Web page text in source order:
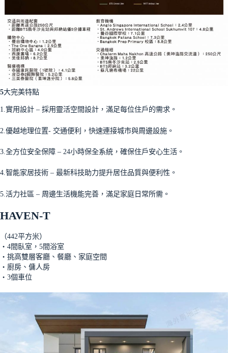
5大完美特點
1.實用設計 – 採用靈活空間設計，滿足每位住戶的需求。
2.優越地理位置- 交通便利，快速連接城市與周邊設施。
3.全方位安全保障 – 24小時保全系統，確保住戶安心生活。
4.智能家居技術 – 最新科技助力提升居住品質與便利性。
5.活力社區 – 周邊生活機能完善，滿足家庭日常所需。
HAVEN-T
（442平方米）
‧4間臥室，5間浴室
‧挑高雙層客廳、餐廳、家庭空間
‧廚房、傭人房
‧3個車位